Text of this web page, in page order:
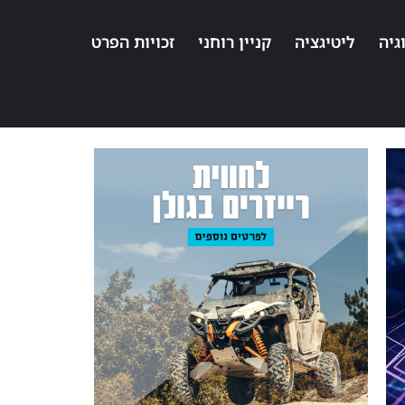
ליטיגציה קניין רוחני זכויות הפרט